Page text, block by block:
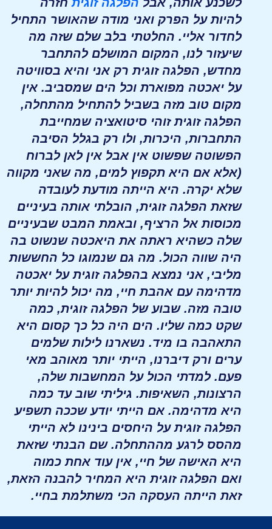
להיות על הפרק ואני מודה שהאושר התחיל
לחדור אליי. החלטתי בלב שלם שזה מה
שיעזור לנו, המקום המושלם להתחבר
מחדש, הפלגה זוגית רק אני והיא בסוויטה
על יאכטה מפוארת וכל הים שמסביב. אין
מקום טוב מזה בשביל להתחיל מהתחלה,
הפלגה זוגית זוהי סיטואציה שמחייבת
התחברות, היכרות, ולו רק בגלל הסיבה
הפשוטה שפשוט אין אבל אין לאן לברוח
(אלא אם היא תקפוץ למים, מה שאני מקווה
שלא יקרה. היא הייתה מודעת לעובדה
שזאת הפלגה זוגית, הובלתי אותה בעיניים
מכוסות אל הרציף, ובאמת המבט שבעיניים
שלה כשהיא ראתה את היאכטה שנשוט בה
היה שווה הכול. מה גם שנמוגו כל החששות
מליבי, אני נמצא בהפלגה זוגית על יאכטה
מדהימה עם אהבת חיי, מה יכול להיות יותר
טובה מזה. שבוע של הפלגה זוגית, כמה
שקט כמה שליו. הים היה כל כך קסום היא
התאהבה בו מיד. נשארנו לילות שלמים
ערים ורק דיברנו, הייתי יותר מאוהב מאי
פעם. למדתי הכול על המחשבות שלה,
הרצונות, השאיפות. גיליתי שוב עד כמה
היא מדהימה. אם הייתי יודע שככה תשפיע
הפלגה זוגית על היחסים בינינו לא הייתי
מהסס לרגע מההתחלה. שם הבנתי שזאת
היא האישה של חיי, אין עוד אחת כמוה
ואם הפלגה זוגית היא המחיר להבנה הזאת,
זאת הייתה העסקה הכי משתלמת בחיי.